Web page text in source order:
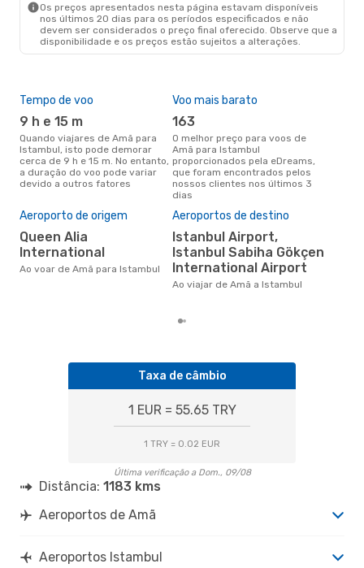
Sex., 28 De Ago.- Sáb., 5 De Set.
Ajet1 Escala
AMM
Os preços apresentados nesta página estavam disponíveis
nos últimos 20 dias para os períodos especificados e não
devem ser considerados o preço final oferecido. Observe que a
disponibilidade e os preços estão sujeitos a alterações.
Tempo de voo
9 h e 15 m
Quando viajares de Amã para
Istambul, isto pode demorar
cerca de 9 h e 15 m. No entanto,
a duração do voo pode variar
devido a outros fatores
Voo mais barato
163
O melhor preço para voos de
Amã para Istambul
proporcionados pela eDreams,
que foram encontrados pelos
nossos clientes nos últimos 3
dias
Aeroporto de origem
Queen Alia
International
Ao voar de Amã para Istambul
Aeroportos de destino
Istanbul Sabiha Gökçen
International Airport
Ao viajar de Amã a Istambul
Taxa de câmbio
1 EUR = 55.65 TRY
1 TRY = 0.02 EUR
Última verificação a Dom., 09/08
Distância: 1183 kms
Aeroportos de Amã
Aeroportos Istambul